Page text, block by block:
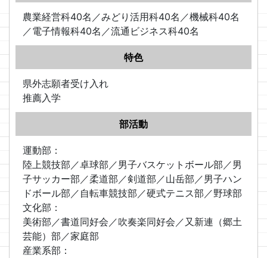
農業経営科40名／みどり活用科40名／機械科40名
／電子情報科40名／流通ビジネス科40名
特色
県外志願者受け入れ
推薦入学
部活動
運動部：
陸上競技部／卓球部／男子バスケットボール部／男
子サッカー部／柔道部／剣道部／山岳部／男子ハン
ドボール部／自転車競技部／硬式テニス部／野球部
文化部：
美術部／書道同好会／吹奏楽同好会／又新連（郷土
芸能）部／家庭部
産業系部：